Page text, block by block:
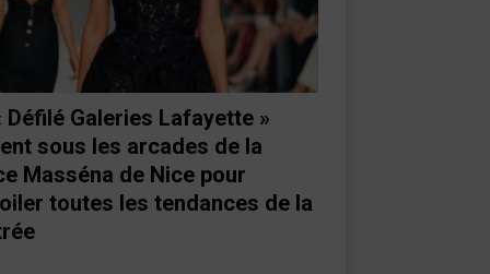
Défilé Galeries Lafayette »
sous les arcades de la
Masséna de Nice pour
toutes les tendances de la